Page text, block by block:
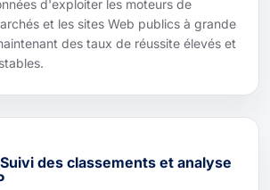
d'exploiter les moteurs de
et les sites Web publics à grande
des taux de réussite élevés et
Suivi des classements et analyse